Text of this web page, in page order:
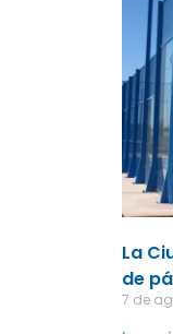
La
de
7 de